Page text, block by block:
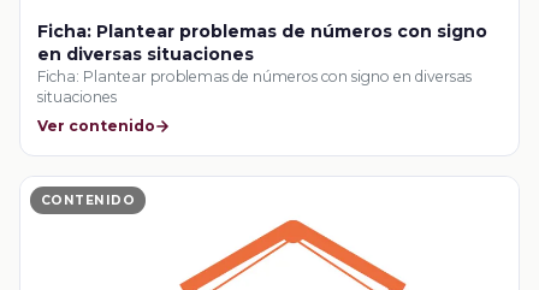
Ficha: Plantear problemas de números con signo
en diversas situaciones
Ficha: Plantear problemas de números con signo en diversas
situaciones
Ver contenido
CONTENIDO